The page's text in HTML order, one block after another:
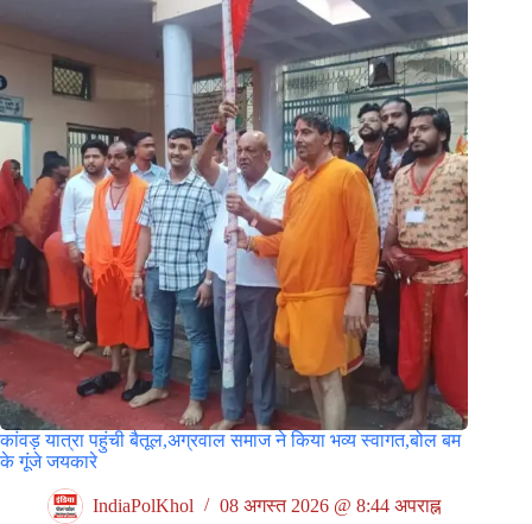
कांवड़ यात्रा पहुंची बैतूल,अग्रवाल समाज ने किया भव्य स्वागत,बोल बम
के गूंजे जयकारे
IndiaPolKhol 08 अगस्त 2026 @ 8:44 अपराह्न